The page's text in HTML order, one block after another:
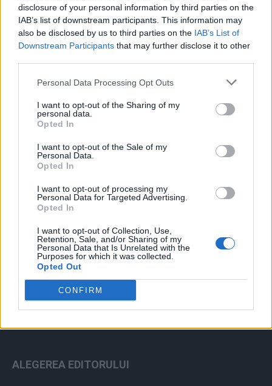
disclosure of your personal information by third parties on the
IAB’s list of downstream participants. This information may
also be disclosed by us to third parties on the IAB’s List of
Downstream Participants that may further disclose it to other
Personal Data Processing Opt Outs
I want to opt-out of the Sharing of my
personal data.
Opted In
I want to opt-out of the Sale of my
Personal Data.
Opted In
I want to opt-out of processing my
Personal Data for Targeted Advertising.
Opted In
I want to opt-out of Collection, Use,
Retention, Sale, and/or Sharing of my
Personal Data that Is Unrelated with the
Purposes for which it was collected.
Opted Out
CONFIRM
FAR (Coarnă)
România pe Primul Loc (Ponta)
Altul
Arhiva sondajelor
ad
ALEGEREA EDITORULUI